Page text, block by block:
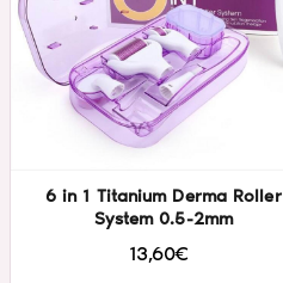
6 in 1 Titanium Derma Roller
System 0.5-2mm
13,60€